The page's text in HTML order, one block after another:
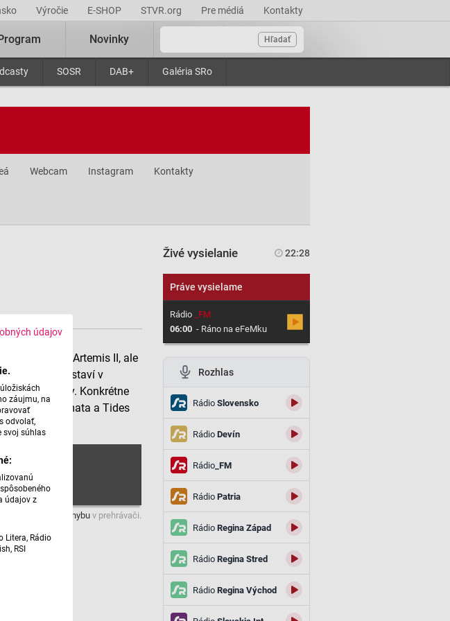
údajov
záujmu, na
odvolať,
svoj súhlas
údajov z
Litera, Rádio
RSI
Výročie E-SHOP STVR.org Pre médiá Kontakty
Hľadať
SOSR DAB+ Galéria SRo
Novinky
Webcam Instagram Kontakty
misie Artemis II, ale
predstaví v
planéty. Konkrétne
Saros, Pragmata a Tides
Nahláste nám chybu v prehrávači.
Živé vysielanie 22:28
Práve vysielame
Rádio_FM
06:00 - Ráno na eFeMku
Rozhlas
RádioSlovensko
RádioDevín
Rádio_FM
RádioPatria
RádioRegina Západ
RádioRegina Stred
RádioRegina Východ